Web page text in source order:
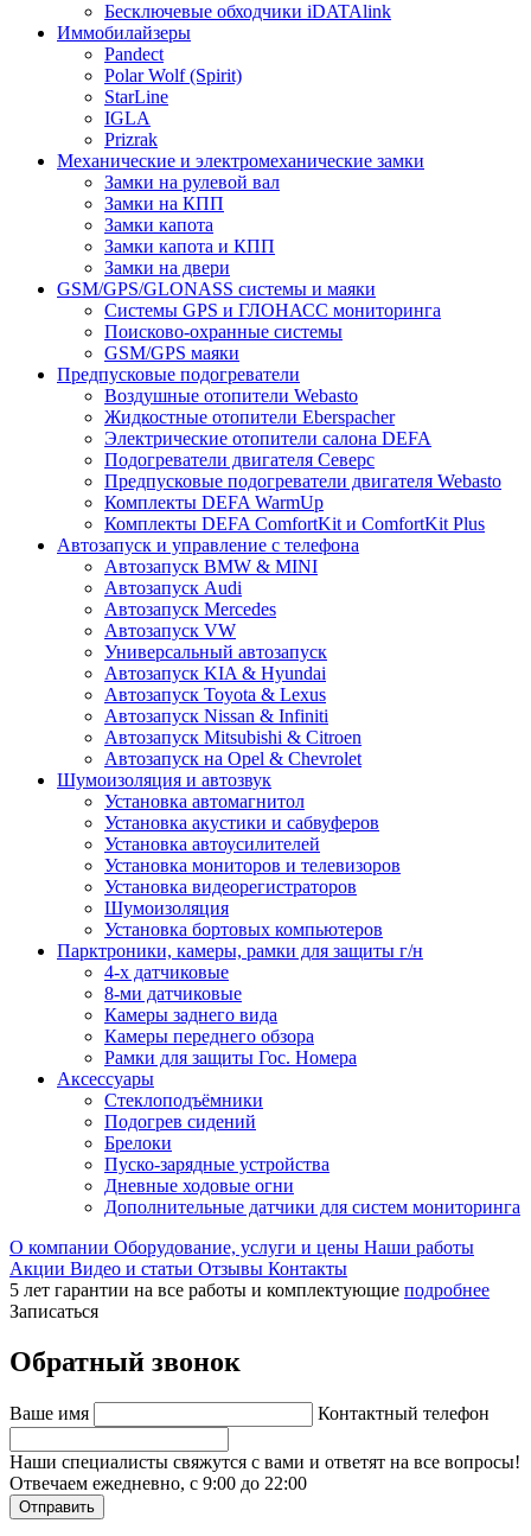
Бесключевые обходчики iDATAlink
Иммобилайзеры
Pandect
Polar Wolf (Spirit)
StarLine
IGLA
Prizrak
Механические и электромеханические замки
Замки на рулевой вал
Замки на КПП
Замки капота
Замки капота и КПП
Замки на двери
GSM/GPS/GLONASS системы и маяки
Системы GPS и ГЛОНАСС мониторинга
Поисково-охранные системы
GSM/GPS маяки
Предпусковые подогреватели
Воздушные отопители Webasto
Жидкостные отопители Eberspacher
Электрические отопители салона DEFA
Подогреватели двигателя Северс
Предпусковые подогреватели двигателя Webasto
Комплекты DEFA WarmUp
Комплекты DEFA ComfortKit и ComfortKit Plus
Автозапуск и управление с телефона
Автозапуск BMW & MINI
Автозапуск Audi
Автозапуск Mercedes
Автозапуск VW
Универсальный автозапуск
Автозапуск KIA & Hyundai
Автозапуск Toyota & Lexus
Автозапуск Nissan & Infiniti
Автозапуск Mitsubishi & Citroen
Автозапуск на Opel & Chevrolet
Шумоизоляция и автозвук
Установка автомагнитол
Установка акустики и сабвуферов
Установка автоусилителей
Установка мониторов и телевизоров
Установка видеорегистраторов
Шумоизоляция
Установка бортовых компьютеров
Парктроники, камеры, рамки для защиты г/н
4-х датчиковые
8-ми датчиковые
Камеры заднего вида
Камеры переднего обзора
Рамки для защиты Гос. Номера
Аксессуары
Стеклоподъёмники
Подогрев сидений
Брелоки
Пуско-зарядные устройства
Дневные ходовые огни
Дополнительные датчики для систем мониторинга
О компании Оборудование, услуги и цены Наши работы
Акции Видео и статьи Отзывы Контакты
5 лет гарантии на все работы и комплектующие подробнее
Записаться
Обратный звонок
Ваше имя Контактный телефон
Наши специалисты свяжутся с вами и ответят на все вопросы!
Отвечаем ежедневно, с 9:00 до 22:00
Отправить